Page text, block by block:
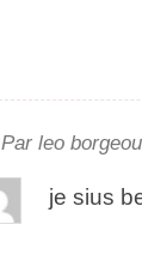
Par leo
je sius